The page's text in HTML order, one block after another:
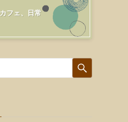
カフェ、日常